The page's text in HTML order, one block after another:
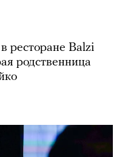
ресторане Balzi
родственница